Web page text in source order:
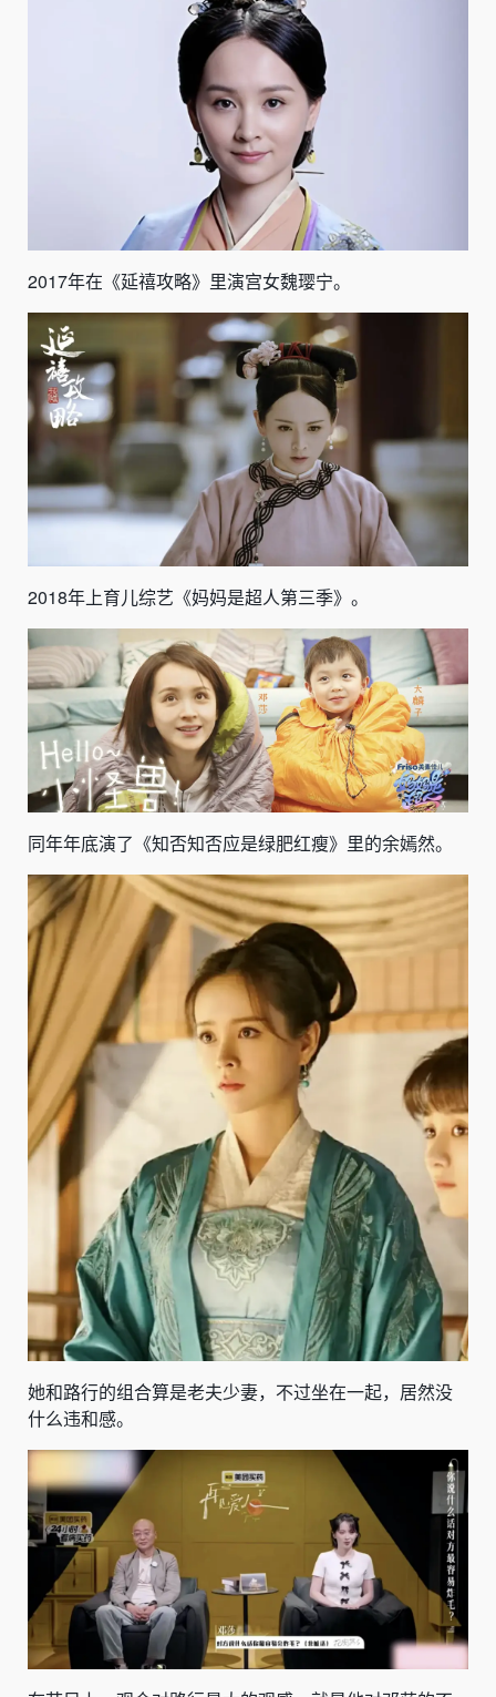
2017年在《延禧攻略》里演宫女魏璎宁。
2018年上育儿综艺《妈妈是超人第三季》。
同年年底演了《知否知否应是绿肥红瘦》里的余嫣然。
她和路行的组合算是老夫少妻，不过坐在一起，居然没
什么违和感。